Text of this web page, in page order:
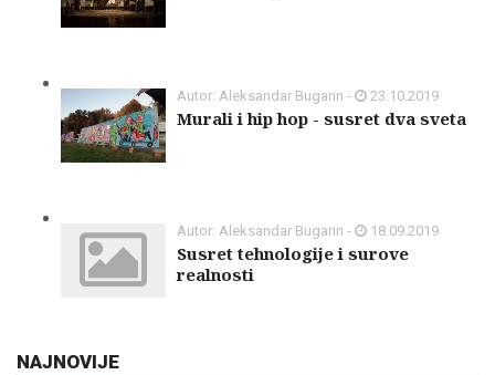
Autor: Aleksandar Bugarin - 23.10.2019
Murali i hip hop - susret dva sveta
Autor: Aleksandar Bugarin - 18.09.2019
Susret tehnologije i surove
realnosti
NAJNOVIJE